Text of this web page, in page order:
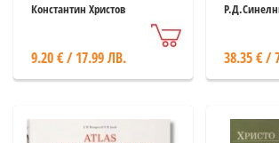
през XXI век. Една
Константин Христов
9.20 € / 17.99 ЛВ.
човека
38.35 € /